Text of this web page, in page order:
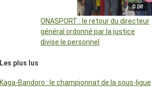
© DR
ONASPORT : le retour du directeur
général ordonné par la justice
divise le personnel
Les plus lus
Kaga-Bandoro : le championnat de la sous-ligue